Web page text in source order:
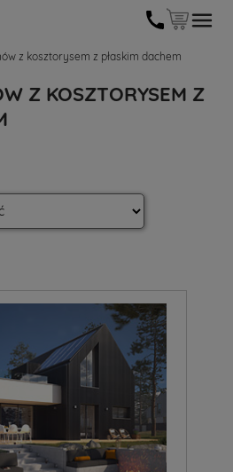
z kosztorysem z płaskim dachem
Z KOSZTORYSEM Z